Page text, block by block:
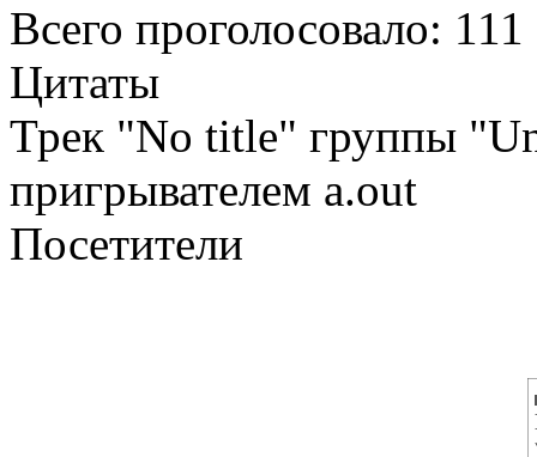
Всего проголосовало: 111
Цитаты
Трек "No title" группы
пригрывателем a.out
Посетители